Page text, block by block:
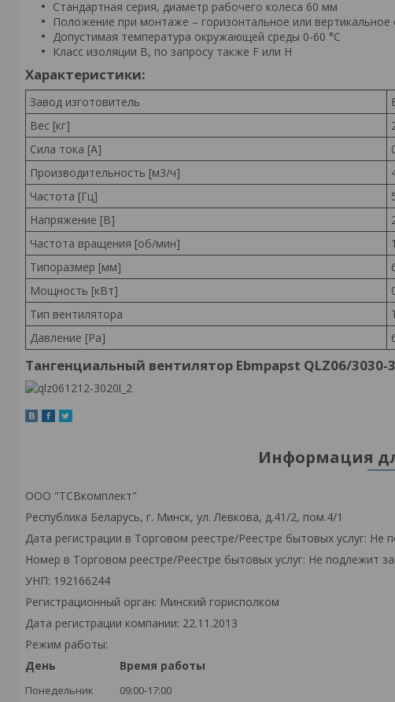
Стандартная серия, диаметр рабочего колеса 60 мм
Положение при монтаже – горизонтальное или вертикальное
Допустимая температура окружающей среды 0-60 °С
Класс изоляции В, по запросу также F или Н
Характеристики:
Завод изготовитель
Вес [кг]
Сила тока [A]
Производительность [м3/ч]
Частота [Гц]
Напряжение [В]
Частота вращения [об/мин]
Типоразмер [мм]
Мощность [кВт]
Тип вентилятора
Давление [Pa]
Тангенциальный вентилятор Ebmpapst QLZ06/3030-
Информация
ООО "ТСВкомплект"
Республика Беларусь, г. Минск, ул. Левкова, д.41/2, пом.4/1
Дата регистрации в Торговом реестре/Реестре бытовых услуг: Не
Номер в Торговом реестре/Реестре бытовых услуг: Не подлежит
УНП: 192166244
Регистрационный орган: Минский горисполком
Дата регистрации компании: 22.11.2013
Режим работы:
День
Время работы
Понедельник 09:00-17:00